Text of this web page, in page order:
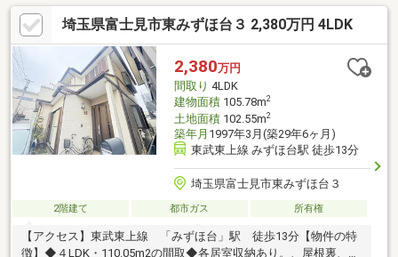
広々ゆとりある設計が魅力的です。みずほ台小学校まで徒歩4分、
本郷中学校まで徒歩10分！広々としたみずほ台中央公園も徒歩6
分と近く、子育て世代が暮らしやすい住環境。即引渡し可！空室
につき室内のご見学も可能です！「見学カレンダーから見学日設
定していただけます」そのほか気になることなどもぜひこの機会
にご相談ください♪
埼玉県富士見市東みずほ台３ 2,380万円 4LDK
2,380万円
間取り 4LDK
建物面積105.78m2
土地面積102.55m2
築年月 1997年3月(築29年6ヶ月)
東武東上線 みずほ台駅 徒歩13分
埼玉県富士見市東みずほ台３
2階建て 都市ガス 所有権
【アクセス】東武東上線 「みずほ台」駅 徒歩13分【物件の特
徴】◆４LDK・110.05m2の間取◆各居室収納あり。、屋根裏、床